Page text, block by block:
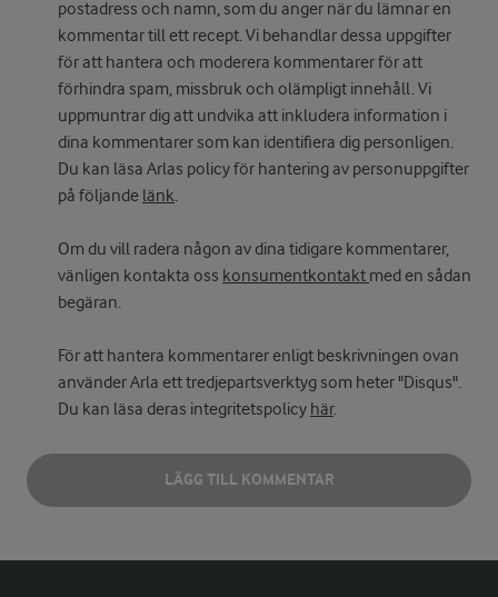
postadress och namn, som du anger när du lämnar en
kommentar till ett recept. Vi behandlar dessa uppgifter
för att hantera och moderera kommentarer för att
förhindra spam, missbruk och olämpligt innehåll. Vi
uppmuntrar dig att undvika att inkludera information i
dina kommentarer som kan identifiera dig personligen.
Du kan läsa Arlas policy för hantering av personuppgifter
på följande länk.
Om du vill radera någon av dina tidigare kommentarer,
vänligen kontakta oss konsumentkontakt med en sådan
begäran.
För att hantera kommentarer enligt beskrivningen ovan
använder Arla ett tredjepartsverktyg som heter "Disqus".
Du kan läsa deras integritetspolicy här.
LÄGG TILL KOMMENTAR